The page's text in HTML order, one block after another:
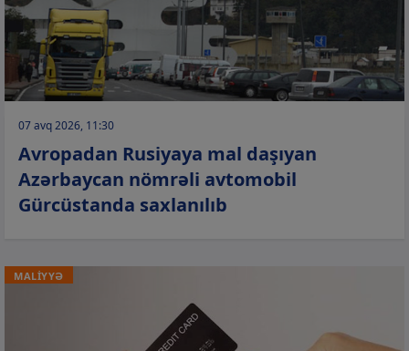
07 avq 2026, 11:30
Avropadan Rusiyaya mal daşıyan
Azərbaycan nömrəli avtomobil
Gürcüstanda saxlanılıb
MALİYYƏ